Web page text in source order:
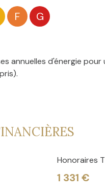
par le nombre de
F G
annuelles d'énergie
Honoraires
1 331 €